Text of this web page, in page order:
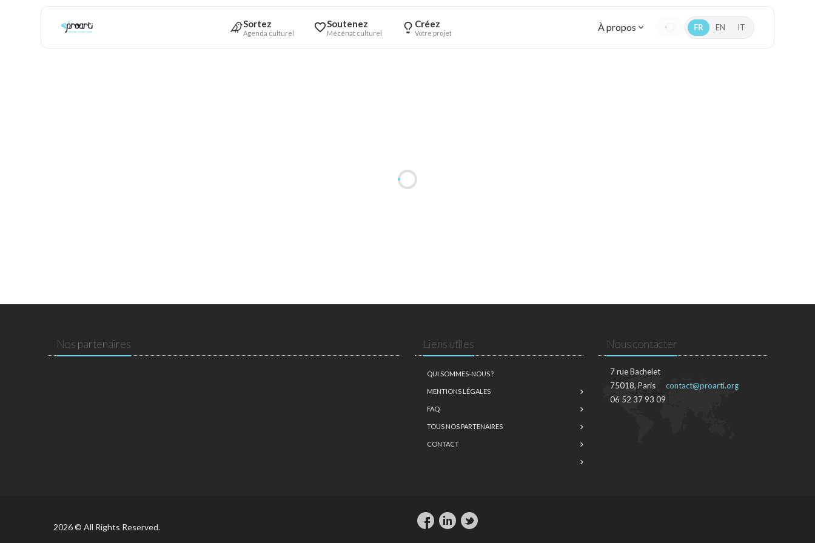
Sortez
Agenda culturel
Soutenez
Mécénat culturel
Créez
Votre projet À propos FR EN IT
Nos partenaires Liens utiles
QUI SOMMES-NOUS ?
MENTIONS LÉGALES
FAQ
TOUS NOS PARTENAIRES
CONTACT
Nous contacter
7 rue Bachelet
75018, Paris
06 52 37 93 09
contact@proarti.org
2026 © All Rights Reserved.